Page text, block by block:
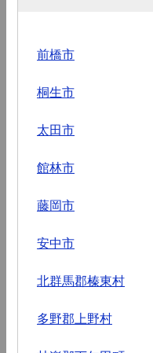
前橋市
桐生市
太田市
館林市
藤岡市
安中市
北群馬郡榛東村
多野郡上野村